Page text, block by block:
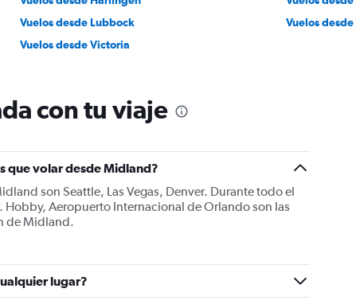
Vuelos desde Lubbock
Vuelos
Vuelos desde Victoria
con tu viaje
que volar desde Midland?
son Seattle, Las Vegas, Denver. Durante todo el
Hobby, Aeropuerto Internacional de Orlando son las
de Midland.
lugar?